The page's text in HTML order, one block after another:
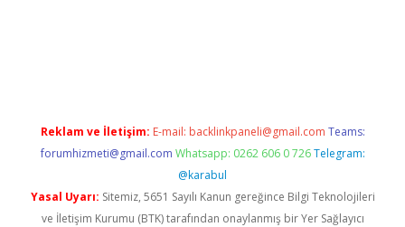
Reklam ve İletişim: E-mail: backlinkpaneli@gmail.com Teams:
forumhizmeti@gmail.com Whatsapp: 0262 606 0 726 Telegram:
@karabul
Yasal Uyarı: Sitemiz, 5651 Sayılı Kanun gereğince Bilgi Teknolojileri
ve İletişim Kurumu (BTK) tarafından onaylanmış bir Yer Sağlayıcı